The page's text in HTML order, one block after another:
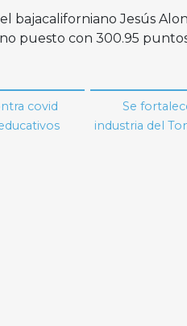
bajacaliforniano Jesús
puesto con 300.95
covid
Se
industria del